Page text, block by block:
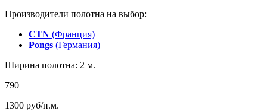
Производители полотна на выбор:
CTN (Франция)
Pongs (Германия)
Ширина полотна: 2 м.
790
1300 руб/п.м.